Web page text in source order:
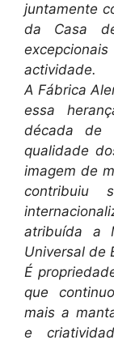
juntamente
da Casa
actividade.
A Fábrica
essa
década de
qualidade
imagem de
contribuiu
atribuída a
Universal de
É
que
mais a
e